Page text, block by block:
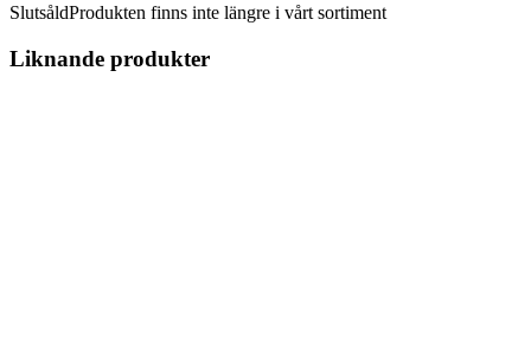
SlutsåldProdukten finns inte längre i vårt sortiment
Liknande produkter